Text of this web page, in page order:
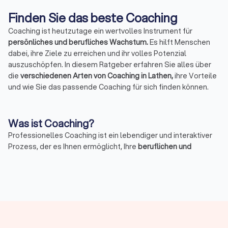
Finden Sie das beste Coaching
Coaching ist heutzutage ein wertvolles Instrument für
persönliches und berufliches Wachstum.Es hilft Menschen
dabei, ihre Ziele zu erreichen und ihr volles Potenzial
auszuschöpfen. In diesem Ratgeber erfahren Sie alles über
die verschiedenen Arten von Coaching in Lathen,ihre Vorteile
und wie Sie das passende Coaching für sich finden können.
Was ist Coaching?
Professionelles Coaching ist ein lebendiger und interaktiver
Prozess, der es Ihnen ermöglicht, Ihre beruflichen und